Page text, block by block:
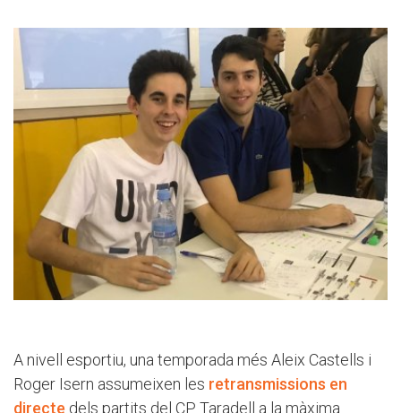
A nivell esportiu, una temporada més Aleix Castells i
Roger Isern assumeixen les retransmissions en
directe dels partits del CP Taradell a la màxima